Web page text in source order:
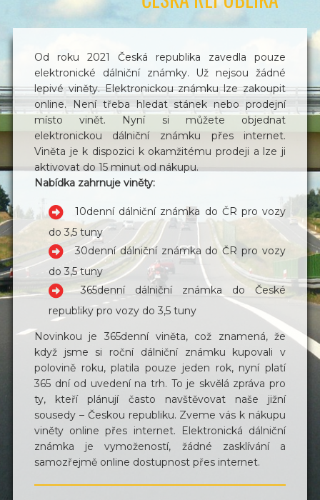
Od roku 2021 Česká republika zavedla pouze
elektronické dálniční známky. Už nejsou žádné
lepivé viněty. Elektronickou známku lze zakoupit
online. Není třeba hledat stánek nebo prodejní
místo vinět. Nyní si můžete objednat
elektronickou dálniční známku přes internet.
Viněta je k dispozici k okamžitému prodeji a lze ji
aktivovat do 15 minut od nákupu.
Nabídka zahrnuje viněty:
10denní dálniční známka do ČR pro vozy
do 3,5 tuny
30denní dálniční známka do ČR pro vozy
do 3,5 tuny
365denní dálniční známka do České
republiky pro vozy do 3,5 tuny
Novinkou je 365denní viněta, což znamená, že
když jsme si roční dálniční známku kupovali v
polovině roku, platila pouze jeden rok, nyní platí
365 dní od uvedení na trh. To je skvělá zpráva pro
ty, kteří plánují často navštěvovat naše jižní
sousedy – Českou republiku. Zveme vás k nákupu
viněty online přes internet. Elektronická dálniční
známka je vymožeností, žádné zasklívání a
samozřejmě online dostupnost přes internet.